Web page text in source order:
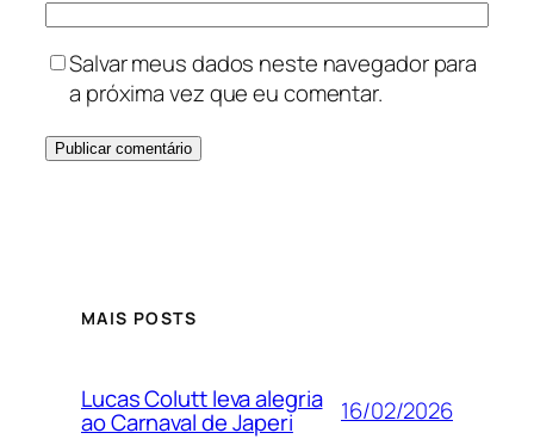
Salvar meus dados neste navegador para
a próxima vez que eu comentar.
MAIS POSTS
Lucas Colutt leva alegria
ao Carnaval de Japeri 16/02/2026